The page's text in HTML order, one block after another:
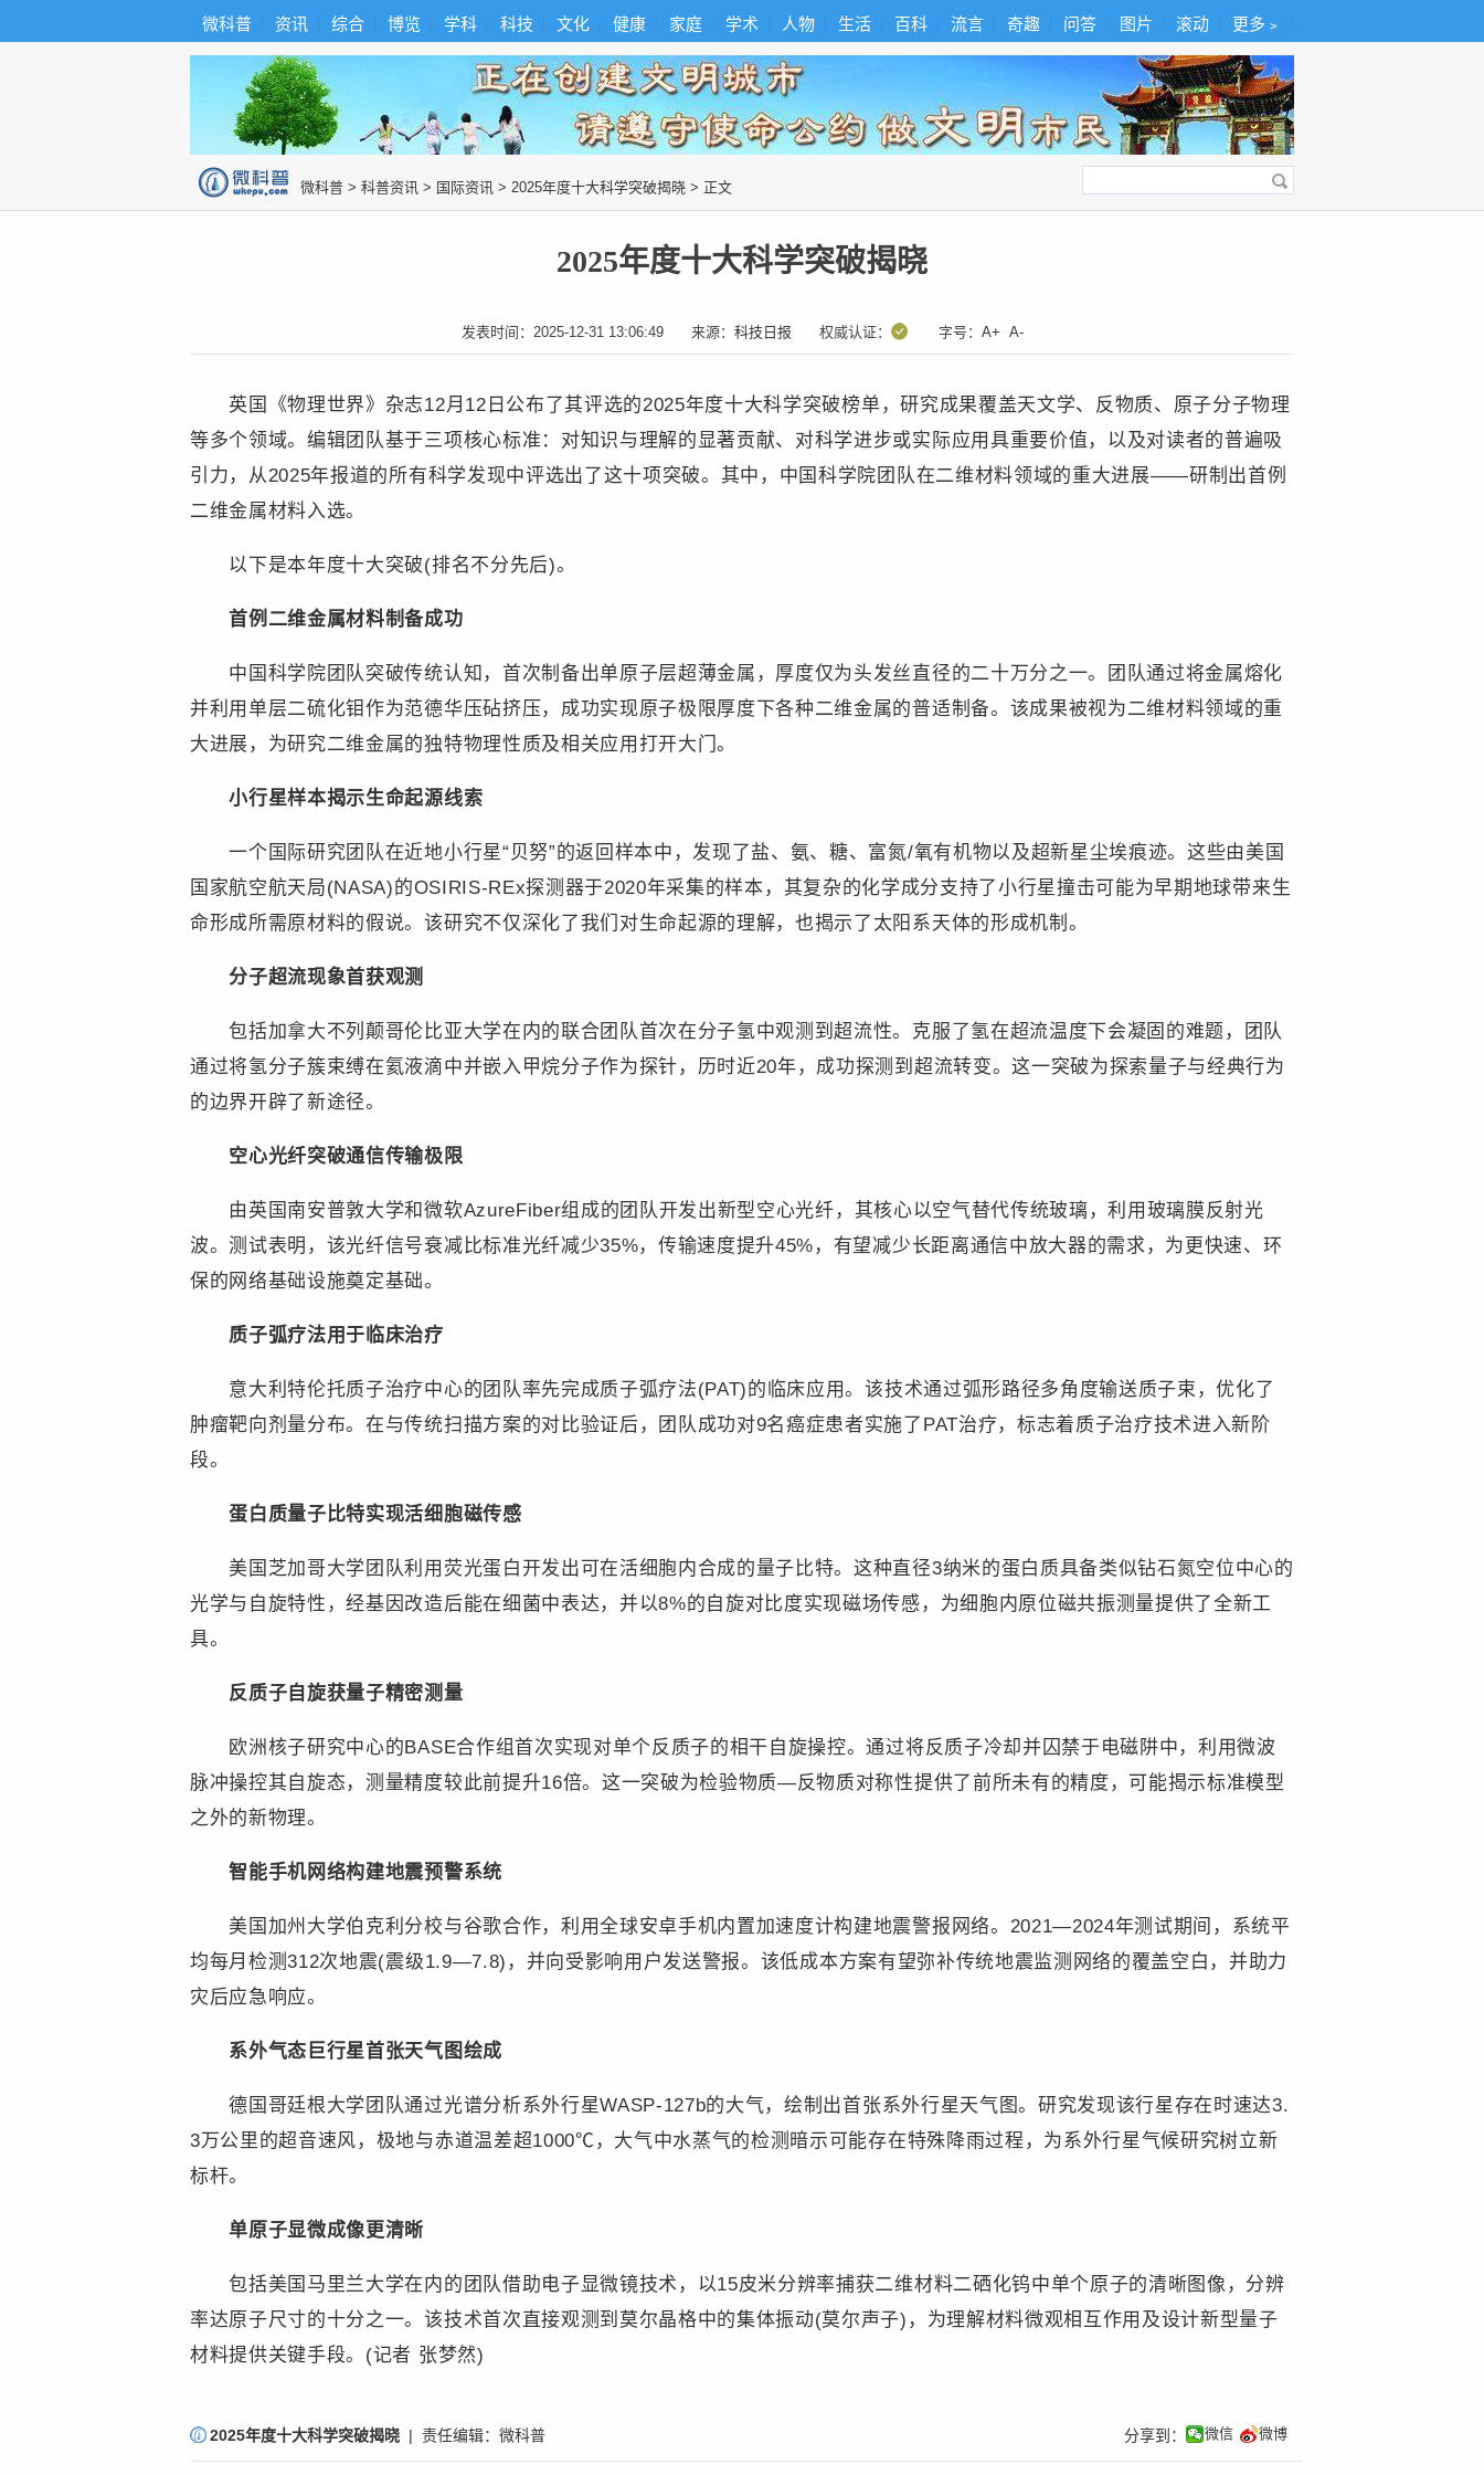
微科普 资讯 综合 博览 学科 科技 文化 健康 家庭 学术 人物 生活 百科 流言 奇趣 问答 图片 滚动 更多﹥
微科普 > 科普资讯 > 国际资讯 > 2025年度十大科学突破揭晓 > 正文
2025年度十大科学突破揭晓
发表时间： 2025-12-31 13:06:49 来源： 科技日报 权威认证： 字号： A+ A-
英国《物理世界》杂志12月12日公布了其评选的2025年度十大科学突破榜单，研究成果覆盖天文学、反物质、原子分子物理
等多个领域。编辑团队基于三项核心标准：对知识与理解的显著贡献、对科学进步或实际应用具重要价值，以及对读者的普遍吸
引力，从2025年报道的所有科学发现中评选出了这十项突破。其中，中国科学院团队在二维材料领域的重大进展——研制出首例
二维金属材料入选。
以下是本年度十大突破(排名不分先后)。
首例二维金属材料制备成功
中国科学院团队突破传统认知，首次制备出单原子层超薄金属，厚度仅为头发丝直径的二十万分之一。团队通过将金属熔化
并利用单层二硫化钼作为范德华压砧挤压，成功实现原子极限厚度下各种二维金属的普适制备。该成果被视为二维材料领域的重
大进展，为研究二维金属的独特物理性质及相关应用打开大门。
小行星样本揭示生命起源线索
一个国际研究团队在近地小行星“贝努”的返回样本中，发现了盐、氨、糖、富氮/氧有机物以及超新星尘埃痕迹。这些由美国
国家航空航天局(NASA)的OSIRIS-REx探测器于2020年采集的样本，其复杂的化学成分支持了小行星撞击可能为早期地球带来生
命形成所需原材料的假说。该研究不仅深化了我们对生命起源的理解，也揭示了太阳系天体的形成机制。
分子超流现象首获观测
包括加拿大不列颠哥伦比亚大学在内的联合团队首次在分子氢中观测到超流性。克服了氢在超流温度下会凝固的难题，团队
通过将氢分子簇束缚在氦液滴中并嵌入甲烷分子作为探针，历时近20年，成功探测到超流转变。这一突破为探索量子与经典行为
的边界开辟了新途径。
空心光纤突破通信传输极限
由英国南安普敦大学和微软AzureFiber组成的团队开发出新型空心光纤，其核心以空气替代传统玻璃，利用玻璃膜反射光
波。测试表明，该光纤信号衰减比标准光纤减少35%，传输速度提升45%，有望减少长距离通信中放大器的需求，为更快速、环
保的网络基础设施奠定基础。
质子弧疗法用于临床治疗
意大利特伦托质子治疗中心的团队率先完成质子弧疗法(PAT)的临床应用。该技术通过弧形路径多角度输送质子束，优化了
肿瘤靶向剂量分布。在与传统扫描方案的对比验证后，团队成功对9名癌症患者实施了PAT治疗，标志着质子治疗技术进入新阶
段。
蛋白质量子比特实现活细胞磁传感
美国芝加哥大学团队利用荧光蛋白开发出可在活细胞内合成的量子比特。这种直径3纳米的蛋白质具备类似钻石氮空位中心的
光学与自旋特性，经基因改造后能在细菌中表达，并以8%的自旋对比度实现磁场传感，为细胞内原位磁共振测量提供了全新工
具。
反质子自旋获量子精密测量
欧洲核子研究中心的BASE合作组首次实现对单个反质子的相干自旋操控。通过将反质子冷却并囚禁于电磁阱中，利用微波
脉冲操控其自旋态，测量精度较此前提升16倍。这一突破为检验物质—反物质对称性提供了前所未有的精度，可能揭示标准模型
之外的新物理。
智能手机网络构建地震预警系统
美国加州大学伯克利分校与谷歌合作，利用全球安卓手机内置加速度计构建地震警报网络。2021—2024年测试期间，系统平
均每月检测312次地震(震级1.9—7.8)，并向受影响用户发送警报。该低成本方案有望弥补传统地震监测网络的覆盖空白，并助力
灾后应急响应。
系外气态巨行星首张天气图绘成
德国哥廷根大学团队通过光谱分析系外行星WASP-127b的大气，绘制出首张系外行星天气图。研究发现该行星存在时速达3.
3万公里的超音速风，极地与赤道温差超1000℃，大气中水蒸气的检测暗示可能存在特殊降雨过程，为系外行星气候研究树立新
标杆。
单原子显微成像更清晰
包括美国马里兰大学在内的团队借助电子显微镜技术，以15皮米分辨率捕获二维材料二硒化钨中单个原子的清晰图像，分辨
率达原子尺寸的十分之一。该技术首次直接观测到莫尔晶格中的集体振动(莫尔声子)，为理解材料微观相互作用及设计新型量子
材料提供关键手段。(记者 张梦然)
2025年度十大科学突破揭晓 | 责任编辑： 微科普 微信 微博
分享到：